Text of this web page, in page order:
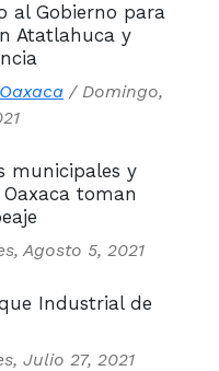
al Gobierno para
Atatlahuca y
/ Domingo,
municipales y
toman
Agosto 5, 2021
Industrial de
Julio 27, 2021